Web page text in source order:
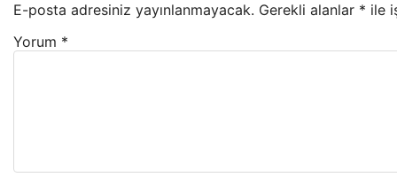
E-posta adresiniz yayınlanmayacak. Gerekli alanlar * ile
Yorum *